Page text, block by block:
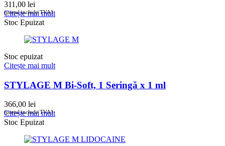
311,00 lei
(prețul include TVA)
Citește mai mult
Stoc Epuizat
Stoc epuizat
Citește mai mult
STYLAGE M Bi-Soft, 1 Seringă x 1 ml
366,00 lei
(prețul include TVA)
Citește mai mult
Stoc Epuizat